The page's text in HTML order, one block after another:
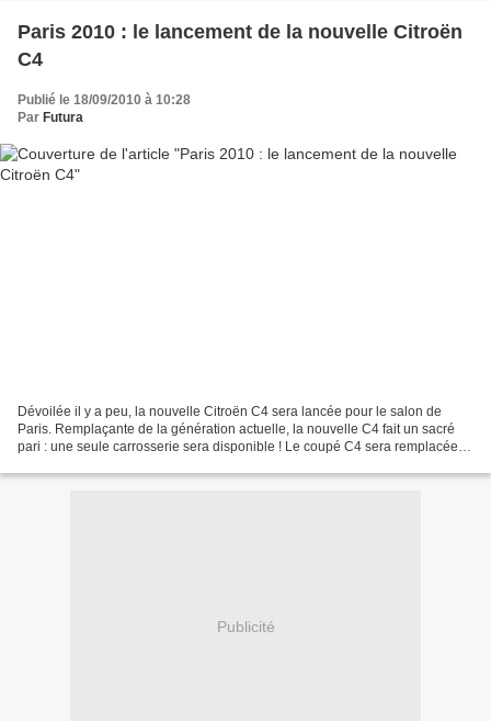
Paris 2010 : le lancement de la nouvelle Citroën
C4
Publié le 18/09/2010 à 10:28
Par Futura
Dévoilée il y a peu, la nouvelle Citroën C4 sera lancée pour le salon de
Paris. Remplaçante de la génération actuelle, la nouvelle C4 fait un sacré
pari : une seule carrosserie sera disponible ! Le coupé C4 sera remplacée
Publicité